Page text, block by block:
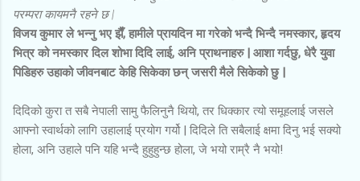
परम्परा कायमनै रहने छ |
विजय कुमार ले भन्नु भए झैँ, हामीले प्रायदिन मा गरेको भन्दै भिन्दै नमस्कार, हृदय
भित्र को नमस्कार दिल शोभा दिदि लाई, अनि प्राथनाहरु | आशा गर्दछु, धेरै युवा
पिडिहरु उहाको जीवनबाट केहि सिकेका छन् जसरी मैले सिकेको छु |
दिदिको कुरा त सबै नेपाली सामु फैलिनुनै थियो, तर धिक्कार त्यो समूहलाई जसले
आफ्नो स्वार्थको लागि उहालाई प्रयोग गर्यो | दिदिले ति सबैलाई क्षमा दिनु भई सक्यो
होला, अनि उहाले पनि यहि भन्दै हुहुहुन्छ होला, जे भयो राम्रै नै भयो!